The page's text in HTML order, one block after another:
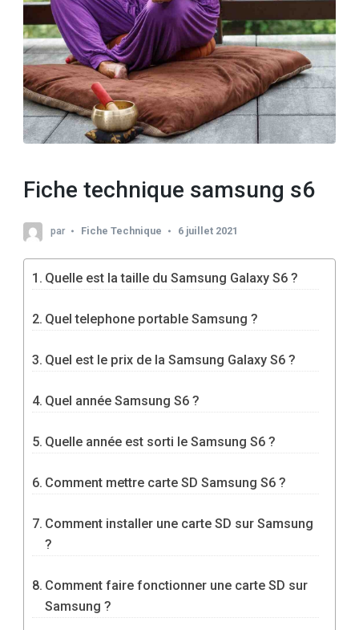
Fiche technique samsung s6
par Fiche Technique 6 juillet 2021
Quelle est la taille du Samsung Galaxy S6 ?
Quel telephone portable Samsung ?
Quel est le prix de la Samsung Galaxy S6 ?
Quel année Samsung S6 ?
Quelle année est sorti le Samsung S6 ?
Comment mettre carte SD Samsung S6 ?
Comment installer une carte SD sur Samsung
?
Comment faire fonctionner une carte SD sur
Samsung ?